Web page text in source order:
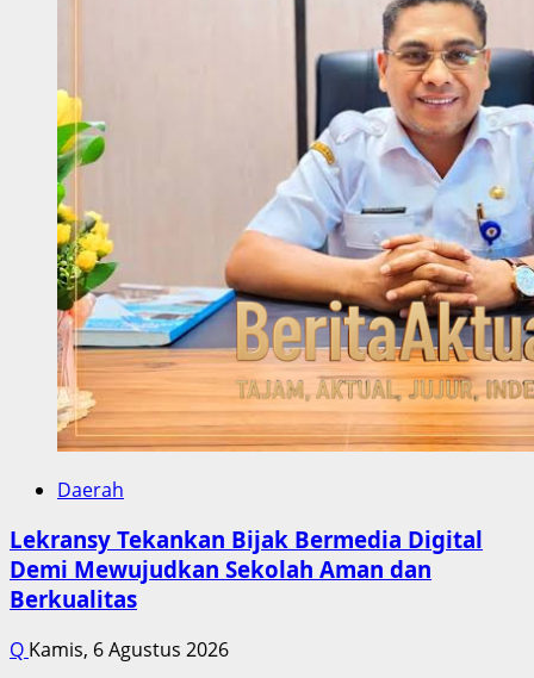
Daerah
Lekransy Tekankan Bijak Bermedia Digital
Demi Mewujudkan Sekolah Aman dan
Berkualitas
Q Kamis, 6 Agustus 2026